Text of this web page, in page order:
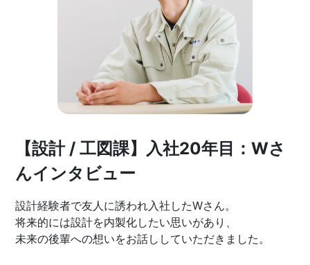
【設計 / 工図課】入社20年目：Wさ
んインタビュー
設計経験者で友人に誘われ入社したWさん。
将来的には設計を内製化したい思いがあり、
未来の後輩への想いをお話ししていただきました。